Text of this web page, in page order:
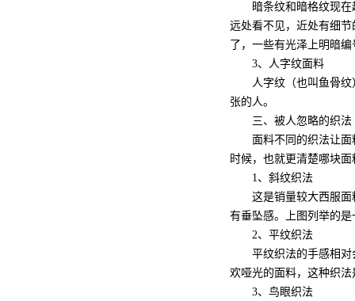
暗条纹和暗格纹现在越
远处看不见，近处有细
了，一些有光泽上明暗
3、人字纹面料
人字纹（也叫鱼骨纹）
张的人。
三、被人忽略的织法
面料不同的织法让面料
时候，也就更清楚哪块
1、斜纹织法
这是销量较大西服面料
有垂坠感。上图列举的
2、平纹织法
平纹织法的手感相对会
欢哑光的面料，这种织
3、鸟眼织法